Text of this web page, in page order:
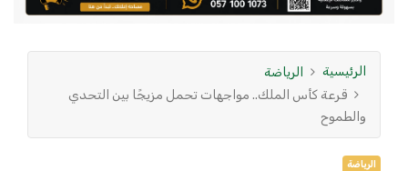
الرئيسية
الرياضة
قرعة كأس الملك.. مواجهات تحمل مزيجًا بين التحدي
والطموح
الرياضة